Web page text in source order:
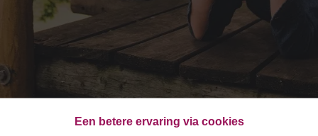
Een betere ervaring via cookies